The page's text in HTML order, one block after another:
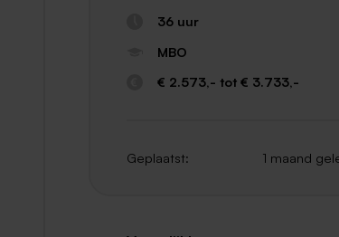
36 uur
MBO
€ 2.573,- tot € 3.733,-
Geplaatst: 1 maand